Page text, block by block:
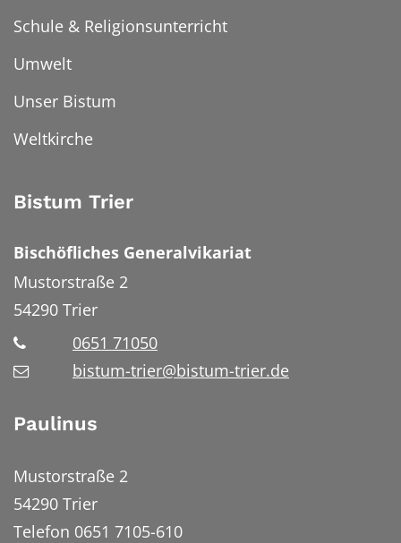
Schule & Religionsunterricht
Umwelt
Unser Bistum
Weltkirche
Bistum Trier
Bischöfliches Generalvikariat
Mustorstraße 2
54290 Trier
0651 71050
bistum-trier@bistum-trier.de
Paulinus
Mustorstraße 2
54290 Trier
Telefon 0651 7105-610